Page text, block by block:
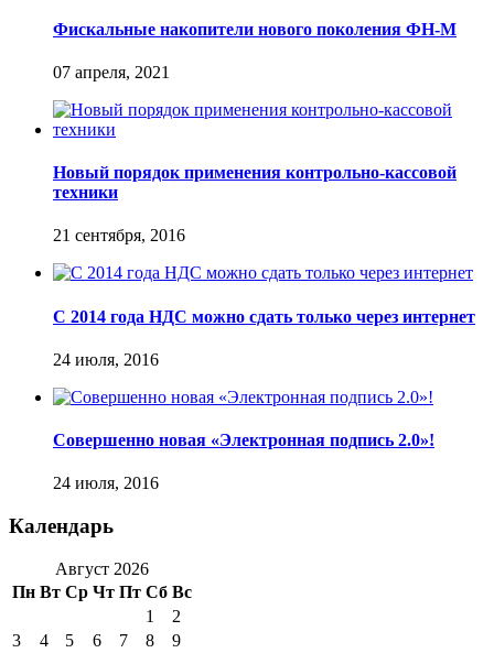
Фискальные накопители нового поколения ФН-М
07 апреля, 2021
Новый порядок применения контрольно-кассовой
техники
21 сентября, 2016
С 2014 года НДС можно сдать только через интернет
24 июля, 2016
Совершенно новая «Электронная подпись 2.0»!
24 июля, 2016
Календарь
Август 2026
Пн Вт Ср Чт Пт Сб Вс
1
2
3
4 5 6 7 8
9